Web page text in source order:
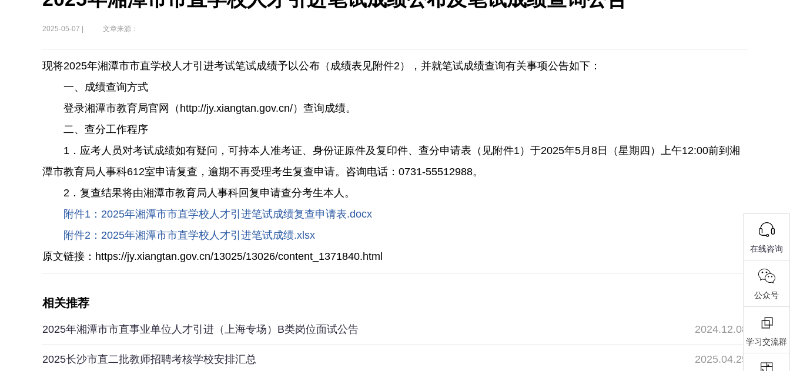
2025-05-07 | 文章来源：
现将2025年湘潭市市直学校人才引进考试笔试成绩予以公布（成绩表见附件2），并就笔试成绩查询有关事项公告如下：
一、成绩查询方式
登录湘潭市教育局官网（http://jy.xiangtan.gov.cn/）查询成绩。
二、查分工作程序
1．应考人员对考试成绩如有疑问，可持本人准考证、身份证原件及复印件、查分申请表（见附件1）于2025年5月8日（星期四）上午12:00前到湘
潭市教育局人事科612室申请复查，逾期不再受理考生复查申请。咨询电话：0731-55512988。
2．复查结果将由湘潭市教育局人事科回复申请查分考生本人。
附件1：2025年湘潭市市直学校人才引进笔试成绩复查申请表.docx
附件2：2025年湘潭市市直学校人才引进笔试成绩.xlsx
原文链接：https://jy.xiangtan.gov.cn/13025/13026/content_1371840.html
相关推荐
2025年湘潭市市直事业单位人才引进（上海专场）B类岗位面试公告 2024.12.08
2025长沙市直二批教师招聘考核学校安排汇总 2025.04.25
在线咨询
公众号
学习交流群